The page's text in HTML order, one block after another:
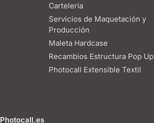
Cartelería
Servicios de Maquetación y
Producción
Maleta Hardcase
Recambios Estructura Pop Up
Photocall Extensible Textil
Photocall.es